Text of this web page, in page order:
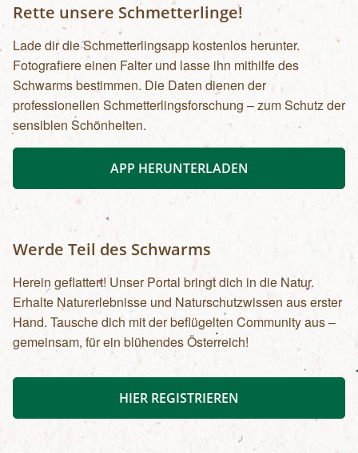
Rette unsere Schmetterlinge!
Lade dir die Schmetterlingsapp kostenlos herunter.
Fotografiere einen Falter und lasse ihn mithilfe des
Schwarms bestimmen. Die Daten dienen der
professionellen Schmetterlingsforschung – zum Schutz der
sensiblen Schönheiten.
APP HERUNTERLADEN
Werde Teil des Schwarms
Herein geflattert! Unser Portal bringt dich in die Natur.
Erhalte Naturerlebnisse und Naturschutzwissen aus erster
Hand. Tausche dich mit der beflügelten Community aus –
gemeinsam, für ein blühendes Österreich!
HIER REGISTRIEREN